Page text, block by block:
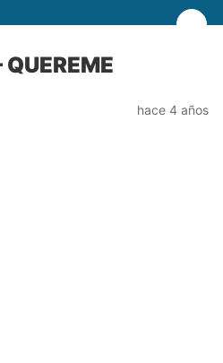
hace 4 años